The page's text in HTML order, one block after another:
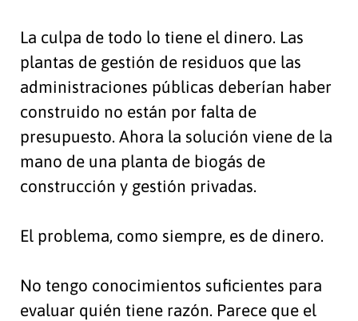
La culpa de todo lo tiene el dinero. Las
plantas de gestión de residuos que las
administraciones públicas deberían haber
construido no están por falta de
presupuesto. Ahora la solución viene de la
mano de una planta de biogás de
construcción y gestión privadas.
El problema, como siempre, es de dinero.
No tengo conocimientos suficientes para
evaluar quién tiene razón. Parece que el